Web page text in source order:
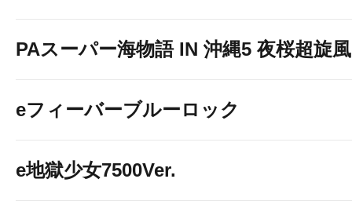
PAスーパー海物語 IN 沖縄5 夜桜超旋
eフィーバーブルーロック
e地獄少女7500Ver.